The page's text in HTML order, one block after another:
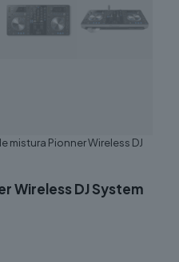
mistura Pionner Wireless DJ
Wireless DJ System